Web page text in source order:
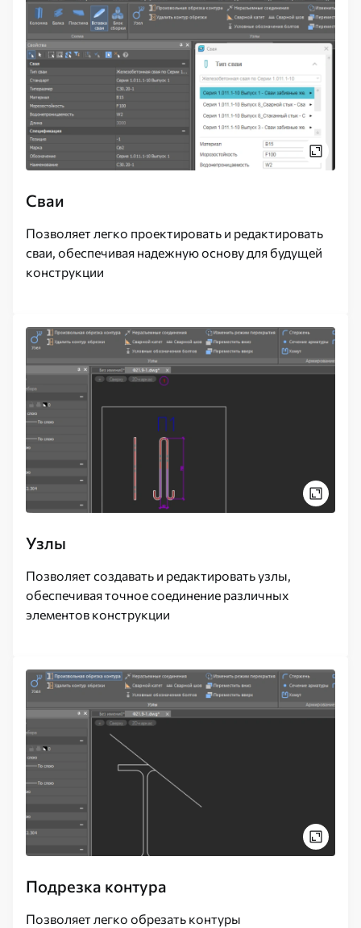
Сваи
Позволяет легко проектировать и редактировать
сваи, обеспечивая надежную основу для будущей
конструкции
Узлы
Позволяет создавать и редактировать узлы,
обеспечивая точное соединение различных
элементов конструкции
Подрезка контура
Позволяет легко обрезать контуры